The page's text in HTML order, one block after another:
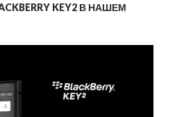
KEY2 В НАШЕМ